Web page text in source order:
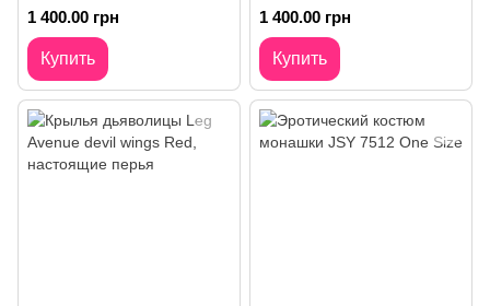
Size Black, платье,
передник, головной убор
горничной
1 400.00 грн
Купить
Size Black, фартук, трусики,
головной убор, бабочка,
метелка
1 400.00 грн
Купить